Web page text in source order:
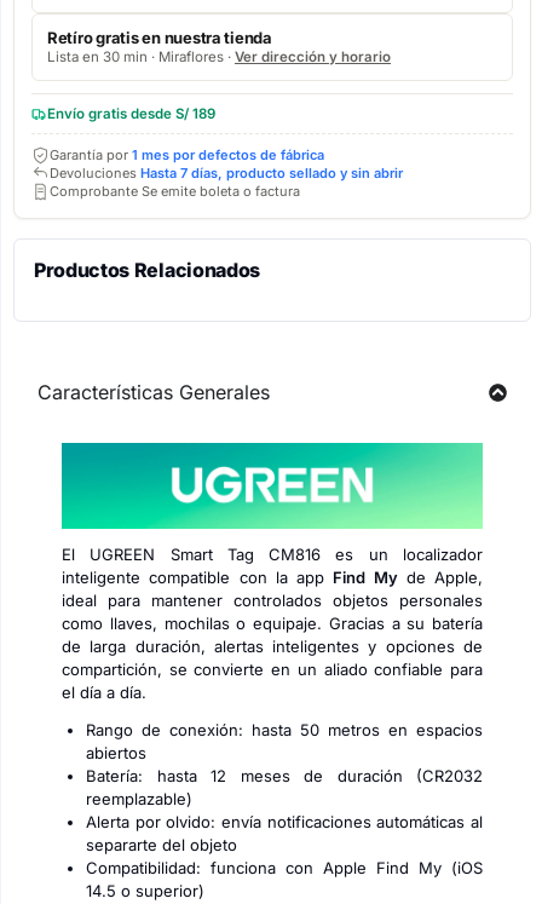
Retíro gratis en nuestra tienda
Lista en 30 min · Miraflores · Ver dirección y horario
Envío gratis desde S/ 189
Garantía por 1 mes por defectos de fábrica
Devoluciones Hasta 7 días, producto sellado y sin abrir
Comprobante Se emite boleta o factura
Productos Relacionados
Características Generales
El UGREEN Smart Tag CM816 es un localizador
inteligente compatible con la app Find Myde Apple,
ideal para mantener controlados objetos personales
como llaves, mochilas o equipaje. Gracias a su batería
de larga duración, alertas inteligentes y opciones de
compartición, se convierte en un aliado confiable para
el día a día.
Rango de conexión: hasta 50 metros en espacios
abiertos
Batería: hasta 12 meses de duración (CR2032
reemplazable)
Alerta por olvido: envía notificaciones automáticas al
separarte del objeto
Compatibilidad: funciona con Apple Find My (iOS
14.5 o superior)